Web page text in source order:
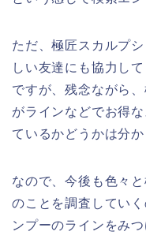
ただ、極匠スカルプ
しい友達にも協力し
ですが、残念ながら
がラインなどでお得
ているかどうかは分か
なので、今後も色々
のことを調査してい
ンプーのラインをみ